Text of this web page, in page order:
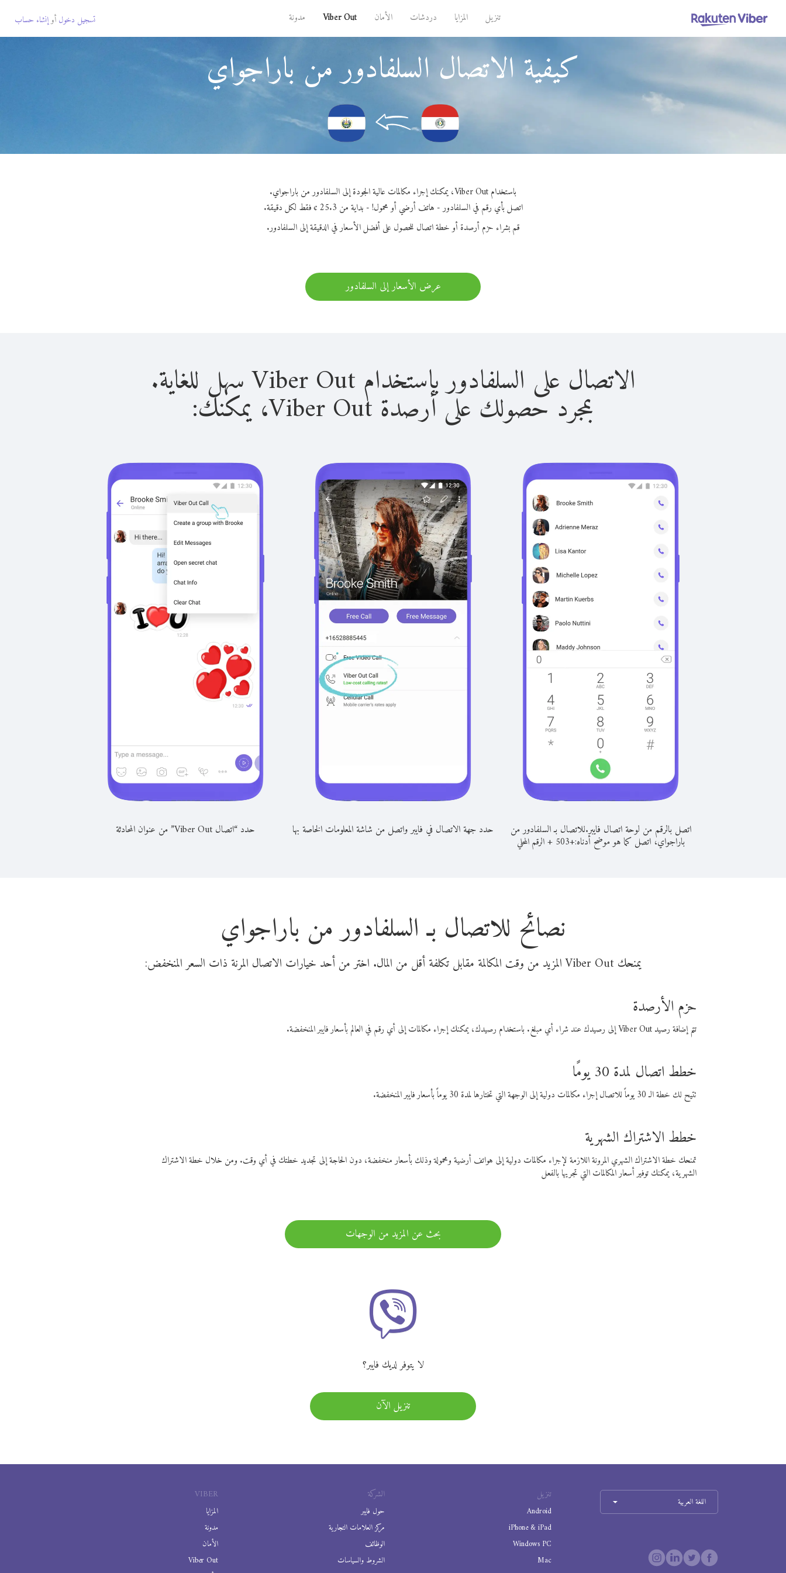
تنزيل المزايا دردشات الأمان Viber Out مدونة تسجيل دخول أوإنشاء حساب
كيفية الاتصال السلفادور من باراجواي
باستخدام Viber Out، يمكنك إجراء مكالمات عالية الجودة إلى السلفادور من باراجواي.
اتصل بأي رقم في السلفادور - هاتف أرضي أو محمول! - بداية من 25.3 ¢ فقط لكل دقيقة.
قم بشراء حزم أرصدة أو خطة اتصال للحصول على أفضل الأسعار في الدقيقة إلى السلفادور.
عرض الأسعار إلى السلفادور
الاتصال على السلفادور باستخدام Viber Out سهل للغاية.
بمجرد حصولك على أرصدة Viber Out، يمكنك:
اتصل بالرقم من لوحة اتصال فايبر.للاتصال بـ السلفادور من
باراجواي، اتصل كما هو موضح أدناه:+
503
+الرقم المحلي
حدد جهة الاتصال في فايبر واتصل من شاشة المعلومات الخاصة بها حدد “اتصال Viber Out” من عنوان المحادثة
نصائح للاتصال بـ السلفادور من باراجواي
يمنحك Viber Out المزيد من وقت المكالمة مقابل تكلفة أقل من المال. اختر من أحد خيارات الاتصال المرنة ذات السعر المنخفض:
حزم الأرصدة
تتم إضافة رصيد Viber Out إلى رصيدك عند شراء أي مبلغ. باستخدام رصيدك، يمكنك إجراء مكالمات إلى أي رقم في العالم بأسعار فايبر المنخفضة.
خطط اتصال لمدة 30 يومًا
تتيح لك خطة الـ 30 يوماً للاتصال إجراء مكالمات دولية إلى الوجهة التي تختارها لمدة 30 يوماً بأسعار فايبر المنخفضة.
خطط الاشتراك الشهرية
تمنحك خطة الاشتراك الشهري المرونة اللازمة لإجراء مكالمات دولية إلى هواتف أرضية ومحمولة وذلك بأسعار منخفضة، دون الحاجة إلى تجديد خطتك في أي وقت. ومن خلال خطة الاشتراك
الشهرية، يمكنك توفير أسعار المكالمات التي تجريها بالفعل
بحث عن المزيد من الوجهات
لا يتوفر لديك فايبر؟
تنزيل الآن
VIBER
المزايا
مدونة
الأمان
Viber Out
الشركة
حول فايبر
مركز العلامات التجارية
الوظائف
الشروط والسياسات
تنزيل
Android
iPhone & iPad
Windows PC
Mac
اللغة العربية